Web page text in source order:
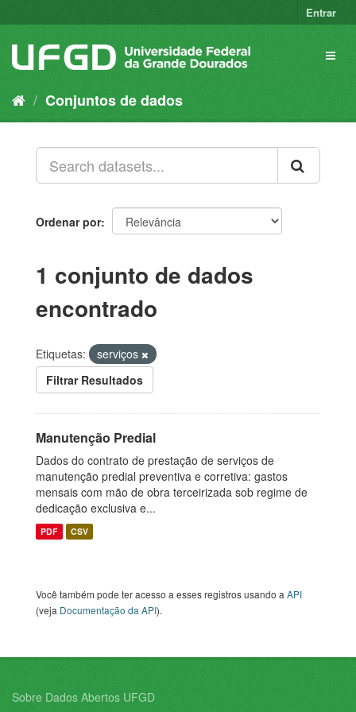
para
conteúdo
Entrar
Conjuntos de dados
Ordenar por
1 conjunto de dados
encontrado
Etiquetas:
serviços
Filtrar Resultados
Manutenção Predial
Dados do contrato de prestação de serviços de
manutenção predial preventiva e corretiva: gastos
mensais com mão de obra terceirizada sob regime de
dedicação exclusiva e...
PDF CSV
Você também pode ter acesso a esses registros usando a API
(veja Documentação da API).
Sobre Dados Abertos UFGD